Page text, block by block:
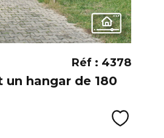
hangar de 180
Réf : 4378